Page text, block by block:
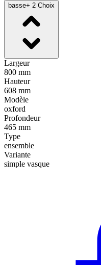
basse+ 2 Choix
Largeur
800 mm
Hauteur
608 mm
Modèle
oxford
Profondeur
465 mm
Type
ensemble
Variante
simple vasque